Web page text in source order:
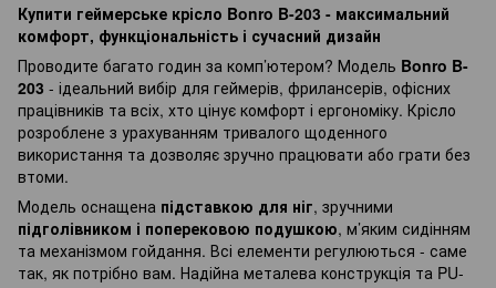
Купити геймерське крісло Bonro B-203 - максимальний
комфорт, функціональність і сучасний дизайн
Проводите багато годин за комп’ютером? Модель Bonro B-
203 - ідеальний вибір для геймерів, фрилансерів, офісних
працівників та всіх, хто цінує комфорт і ергономіку. Крісло
розроблене з урахуванням тривалого щоденного
використання та дозволяє зручно працювати або грати без
втоми.
Модель оснащена підставкою для ніг, зручними
підголівником і поперековою подушкою, м’яким сидінням
та механізмом гойдання. Всі елементи регулюються - саме
так, як потрібно вам. Надійна металева конструкція та PU-